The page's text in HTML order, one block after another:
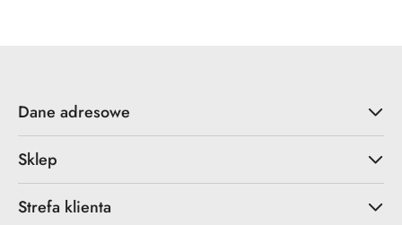
Dane adresowe
Sklep
Strefa klienta